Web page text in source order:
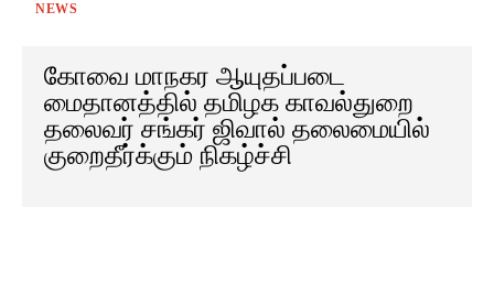
NEWS
கோவை மாநகர ஆயுதப்படை
மைதானத்தில் தமிழக காவல்துறை
தலைவர் சங்கர் ஜிவால் தலைமையில்
குறைதீர்க்கும் நிகழ்ச்சி